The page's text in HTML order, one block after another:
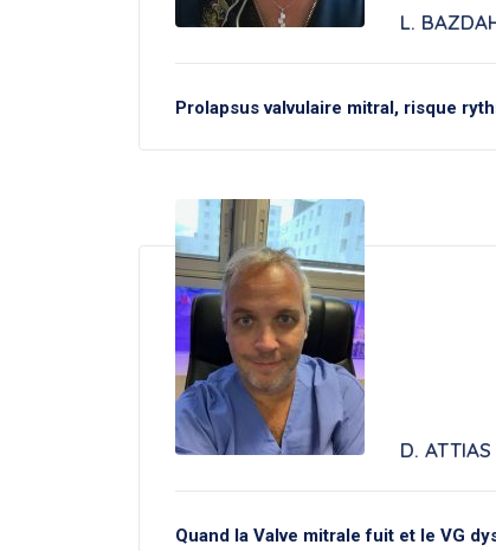
L.
Prolapsus valvulaire mitral, risque
D. ATTIAS
Quand la Valve mitrale fuit et le VG